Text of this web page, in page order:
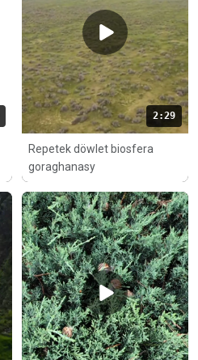
2:29
Repetek döwlet biosfera
goraghanasy